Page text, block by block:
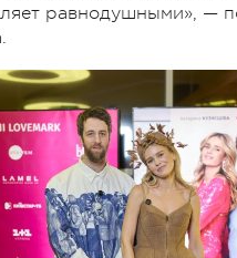
равнодушными», —